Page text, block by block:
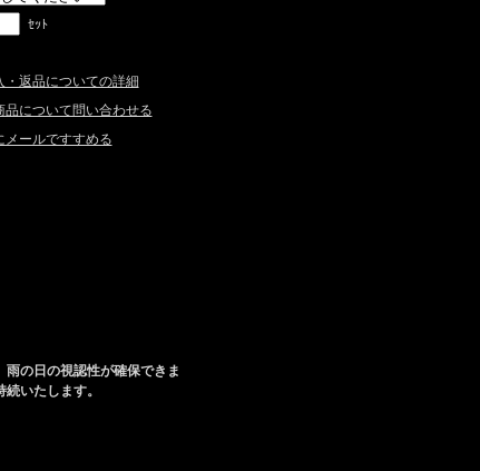
ｾｯﾄ
・返品についての詳細
品について問い合わせる
メールですすめる
の日の視認性が確保できま
いたします。